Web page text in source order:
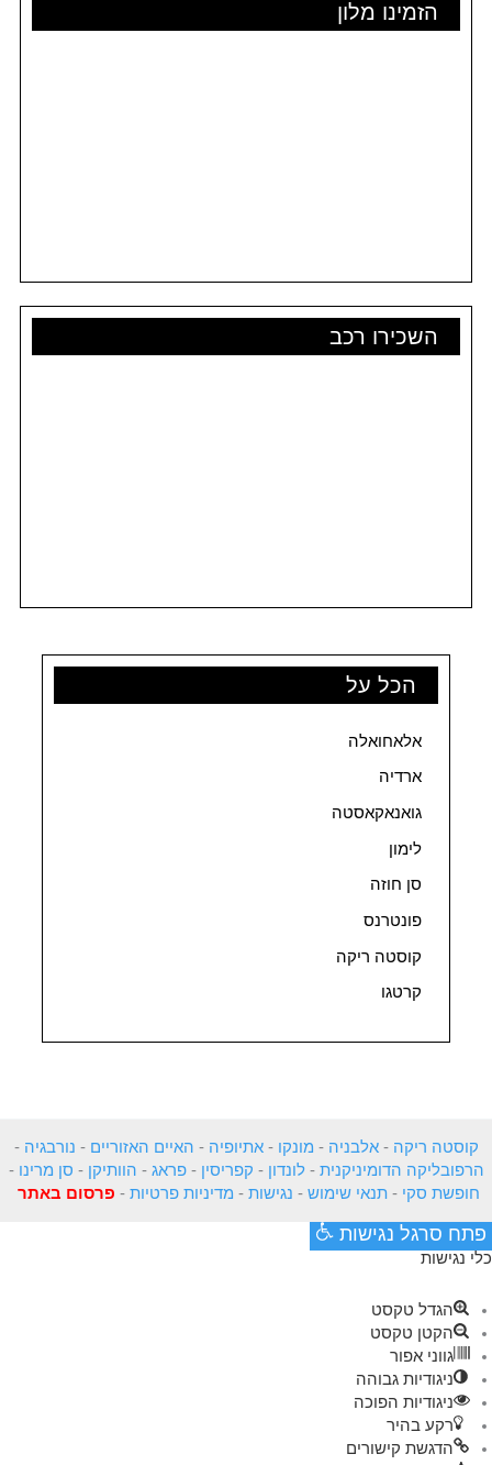
הזמינו מלון
השכירו רכב
הכל על
אלאחואלה
ארדיה
גואנאקאסטה
לימון
סן חוזה
פונטרנס
קוסטה ריקה
קרטגו
קוסטה ריקה -אלבניה - מונקו -אתיופיה - האיים האזוריים - נורבגיה -
הרפובליקה הדומיניקנית -לונדון - קפריסין -פראג - הוותיקן - סן מרינו -
חופשת סקי -תנאי שימוש - נגישות - מדיניות פרטיות - פרסום באתר
פתח סרגל נגישות
כלי נגישות
הגדל טקסט
הקטן טקסט
גווני אפור
ניגודיות גבוהה
ניגודיות הפוכה
רקע בהיר
הדגשת קישורים